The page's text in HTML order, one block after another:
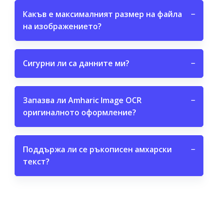
Какъв е максималният размер на файла
на изображението?
−
Сигурни ли са данните ми? −
Запазва ли Amharic Image OCR
оригиналното оформление?
−
Поддържа ли се ръкописен амхарски
текст?
−